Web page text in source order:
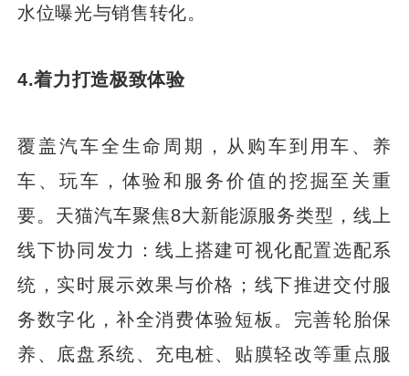
水位曝光与销售转化。
4.着力打造极致体验
覆盖汽车全生命周期，从购车到用车、养
车、玩车，体验和服务价值的挖掘至关重
要。天猫汽车聚焦8大新能源服务类型，线上
线下协同发力：线上搭建可视化配置选配系
统，实时展示效果与价格；线下推进交付服
务数字化，补全消费体验短板。完善轮胎保
养、底盘系统、充电桩、贴膜轻改等重点服